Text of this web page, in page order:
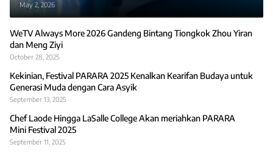
May 2, 2026
WeTV Always More 2026 Gandeng Bintang Tiongkok Zhou Yiran
dan Meng Ziyi
October 28, 2025
Kekinian, Festival PARARA 2025 Kenalkan Kearifan Budaya untuk
Generasi Muda dengan Cara Asyik
September 13, 2025
Chef Laode Hingga LaSalle College Akan meriahkan PARARA
Mini Festival 2025
September 11, 2025